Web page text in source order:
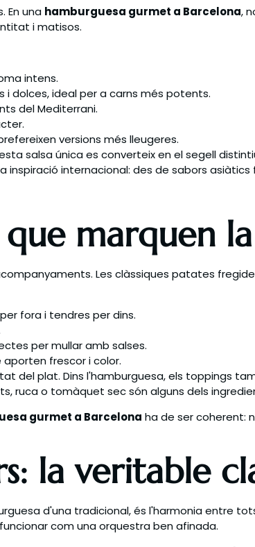
En una hamburguesa gurmet a Barcelona,
i matisos.
intens.
dolces, ideal per a carns més potents.
del Mediterrani.
versions més lleugeres.
salsa única es converteix en el segell
inspiració internacional: des de sabors
marquen
Les clàssiques patates
fora i tendres per dins.
per mullar amb salses.
aporten frescor i color.
del plat. Dins l'hamburguesa, els toppings
ruca o tomàquet sec són alguns dels
gurmet a Barcelona ha de ser coherent:
la veritable
d'una tradicional, és l'harmonia entre
com una orquestra ben afinada.